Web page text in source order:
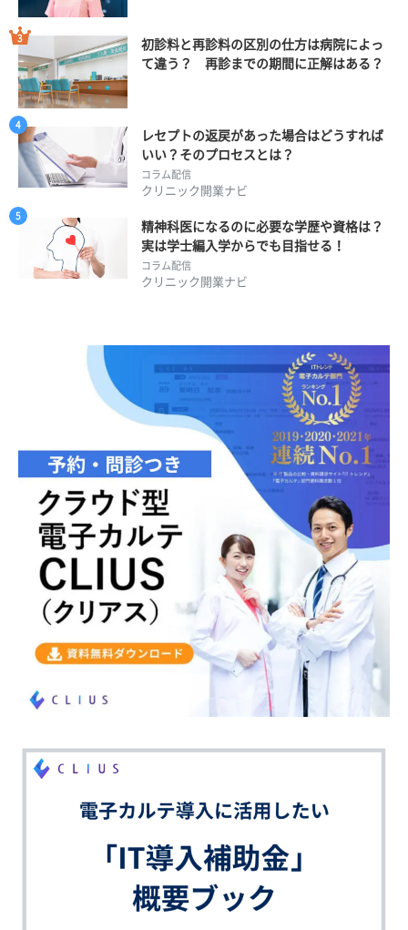
初診料と再診料の区別の仕方は病院によっ
て違う？ 再診までの期間に正解はある？
レセプトの返戻があった場合はどうすれば
いい？そのプロセスとは？
コラム配信
クリニック開業ナビ
精神科医になるのに必要な学歴や資格は？
実は学士編入学からでも目指せる！
コラム配信
クリニック開業ナビ